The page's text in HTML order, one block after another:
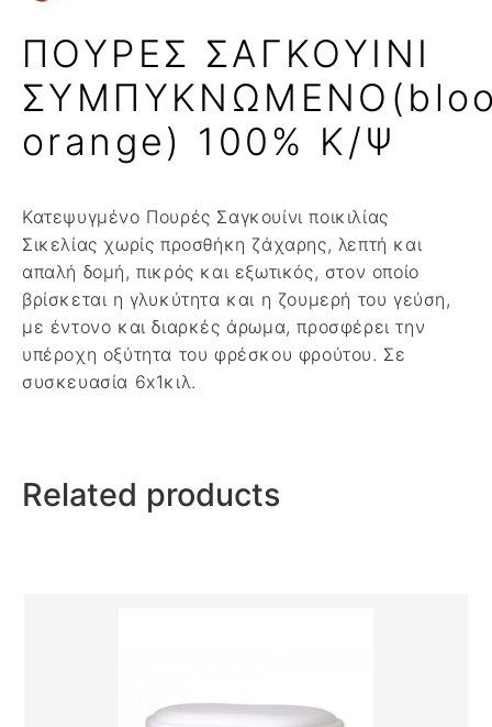
ΠΟΥΡΕΣ ΣΑΓΚΟΥΙΝΙ
orange) 100% Κ/Ψ
Κατεψυγμένο Πουρές Σαγκουίνι ποικιλίας
Σικελίας χωρίς προσθήκη ζάχαρης, λεπτή και
απαλή δομή, πικρός και εξωτικός, στον οποίο
βρίσκεται η γλυκύτητα και η ζουμερή του γεύση,
με έντονο και διαρκές άρωμα, προσφέρει την
υπέροχη οξύτητα του φρέσκου φρούτου. Σε
συσκευασία 6x1κιλ.
Related products